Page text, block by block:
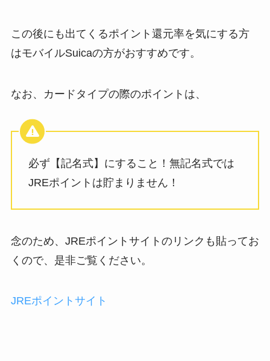
この後にも出てくるポイント還元率を気にする方
はモバイルSuicaの方がおすすめです。
なお、カードタイプの際のポイントは、
必ず【記名式】にすること！無記名式では
JREポイントは貯まりません！
念のため、JREポイントサイトのリンクも貼ってお
くので、是非ご覧ください。
JREポイントサイト